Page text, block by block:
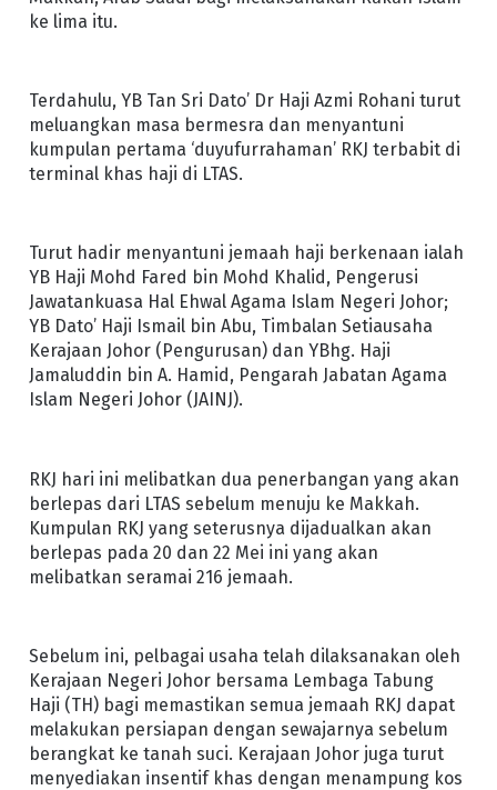
ke lima itu.
Terdahulu, YB Tan Sri Dato’ Dr Haji Azmi Rohani turut
meluangkan masa bermesra dan menyantuni
kumpulan pertama ‘duyufurrahaman’ RKJ terbabit di
terminal khas haji di LTAS.
Turut hadir menyantuni jemaah haji berkenaan ialah
YB Haji Mohd Fared bin Mohd Khalid, Pengerusi
Jawatankuasa Hal Ehwal Agama Islam Negeri Johor;
YB Dato’ Haji Ismail bin Abu, Timbalan Setiausaha
Kerajaan Johor (Pengurusan) dan YBhg. Haji
Jamaluddin bin A. Hamid, Pengarah Jabatan Agama
Islam Negeri Johor (JAINJ).
RKJ hari ini melibatkan dua penerbangan yang akan
berlepas dari LTAS sebelum menuju ke Makkah.
Kumpulan RKJ yang seterusnya dijadualkan akan
berlepas pada 20 dan 22 Mei ini yang akan
melibatkan seramai 216 jemaah.
Sebelum ini, pelbagai usaha telah dilaksanakan oleh
Kerajaan Negeri Johor bersama Lembaga Tabung
Haji (TH) bagi memastikan semua jemaah RKJ dapat
melakukan persiapan dengan sewajarnya sebelum
berangkat ke tanah suci. Kerajaan Johor juga turut
menyediakan insentif khas dengan menampung kos